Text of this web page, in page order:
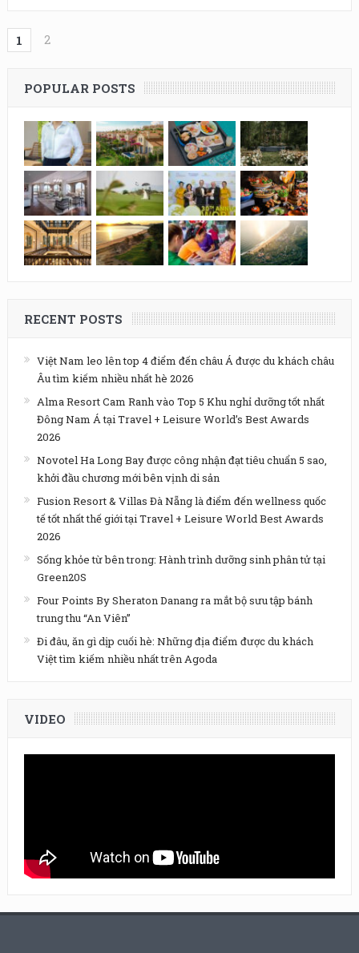
1 2
POPULAR POSTS
RECENT POSTS
Việt Nam leo lên top 4 điểm đến châu Á được du khách châu
Âu tìm kiếm nhiều nhất hè 2026
Alma Resort Cam Ranh vào Top 5 Khu nghỉ dưỡng tốt nhất
Đông Nam Á tại Travel + Leisure World’s Best Awards
2026
Novotel Ha Long Bay được công nhận đạt tiêu chuẩn 5 sao,
khởi đầu chương mới bên vịnh di sản
Fusion Resort & Villas Đà Nẵng là điểm đến wellness quốc
tế tốt nhất thế giới tại Travel + Leisure World Best Awards
2026
Sống khỏe từ bên trong: Hành trình dưỡng sinh phân tử tại
Green20S
Four Points By Sheraton Danang ra mắt bộ sưu tập bánh
trung thu “An Viên”
Đi đâu, ăn gì dịp cuối hè: Những địa điểm được du khách
Việt tìm kiếm nhiều nhất trên Agoda
VIDEO